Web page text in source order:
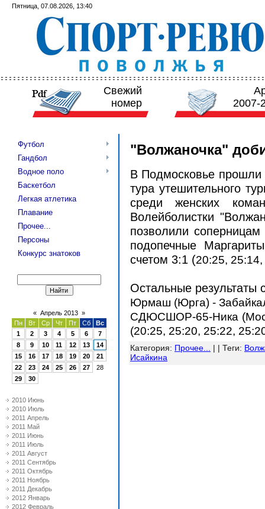
Пятница, 07.08.2026, 13:40
Свежий
номер
2007-
Футбол
Гандбол
Водное поло
Баскетбол
Легкая атлетика
Плавание
Прочее...
Персоны
Конкурс знатоков
« Апрель 2013 »
Пн
Вт Ср Чт Пт Сб
Вс
1
2 3 4 5 6
7
8
9 10 11 12 13
14
15
16 17 18 19 20
21
22
23 24 25 26 27
28
29
30
2010 Июнь
2010 Июль
2011 Апрель
2011 Май
2011 Июнь
2011 Июль
2011 Август
2011 Сентябрь
2011 Октябрь
2011 Ноябрь
2011 Декабрь
2012 Январь
2012 Февраль
"Волжаночка"
В Подмосковье прошли
тураутешительного
среди женских
Волейболистки
позволили соперницам
подопечные
счетом 3:1 (20:25,
Остальные результаты
Юрмаш (Юрга) -
СДЮСШОР-65-Ника
(20:25, 25:20, 25:22,
Категория: Прочее... | | Теги:
Исайкина